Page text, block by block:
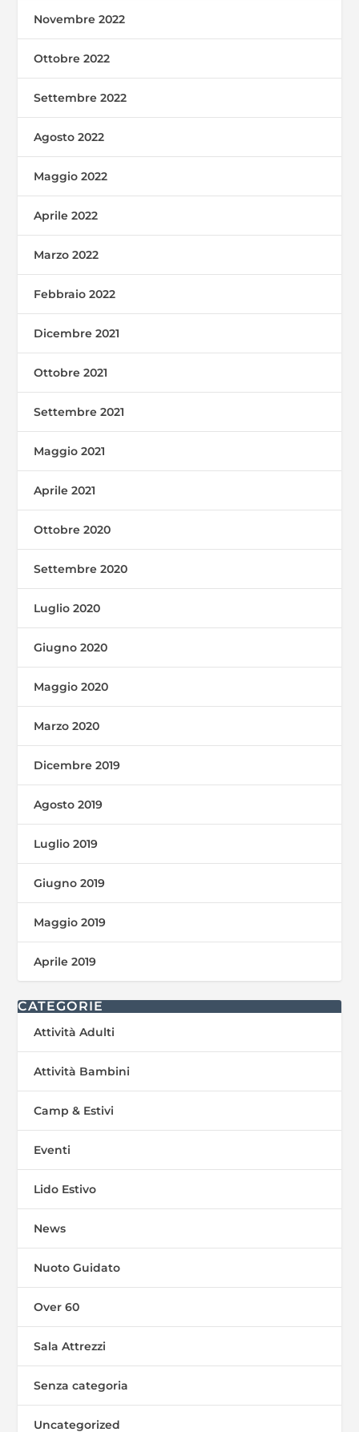
Novembre 2022
Ottobre 2022
Settembre 2022
Agosto 2022
Maggio 2022
Aprile 2022
Marzo 2022
Febbraio 2022
Dicembre 2021
Ottobre 2021
Settembre 2021
Maggio 2021
Aprile 2021
Ottobre 2020
Settembre 2020
Luglio 2020
Giugno 2020
Maggio 2020
Marzo 2020
Dicembre 2019
Agosto 2019
Luglio 2019
Giugno 2019
Maggio 2019
Aprile 2019
CATEGORIE
Attività Adulti
Attività Bambini
Camp & Estivi
Eventi
Lido Estivo
News
Nuoto Guidato
Over 60
Sala Attrezzi
Senza categoria
Uncategorized